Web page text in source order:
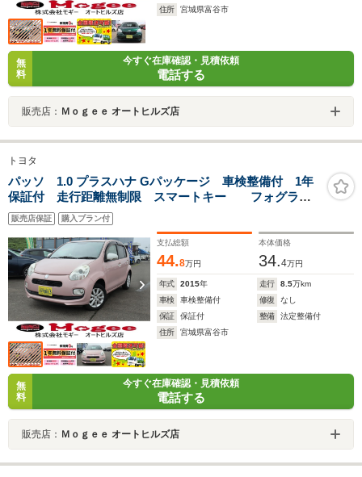
住所 宮城県富谷市
無
料
今すぐ在庫確認・見積依頼
電話する
販売店： Ｍｏｇｅｅ オートヒルズ店
トヨタ
パッソ 1.0 プラスハナ Gパッケージ 車検整備付 1年
保証付 走行距離無制限 スマートキー フォグラン
プ SDナビ フルセグTV Bluetooth接続 バックカメ
ラ DVD再生 社外14アルミ
販売店保証 購入プラン付
支払総額
44.8万円
本体価格
34.4万円
年式 2015年 走行 8.5万km
車検
車検整備付 修復
なし
保証
保証付 整備
法定整備付
住所
宮城県富谷市
無
料
今すぐ在庫確認・見積依頼
電話する
販売店： Ｍｏｇｅｅ オートヒルズ店